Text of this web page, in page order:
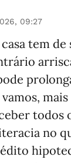
09:27
tem de
todos
no